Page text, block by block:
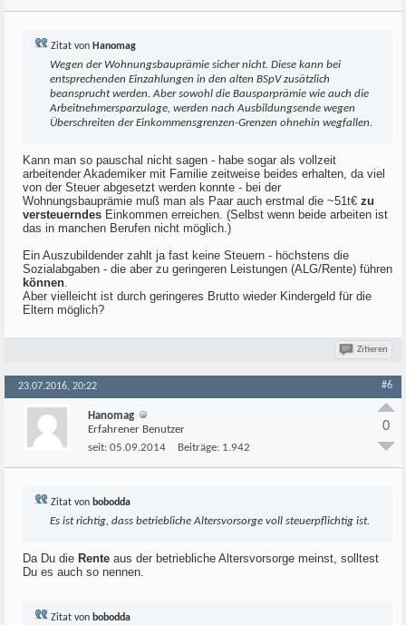
Zitat von Hanomag
Wegen der Wohnungsbauprämie sicher nicht. Diese kann bei
entsprechenden Einzahlungen in den alten BSpV zusätzlich
beansprucht werden. Aber sowohl die Bausparprämie wie auch die
Arbeitnehmersparzulage, werden nach Ausbildungsende wegen
Überschreiten der Einkommensgrenzen-Grenzen ohnehin wegfallen.
Kann man so pauschal nicht sagen - habe sogar als vollzeit
arbeitender Akademiker mit Familie zeitweise beides erhalten, da viel
von der Steuer abgesetzt werden konnte - bei der
Wohnungsbauprämie muß man als Paar auch erstmal die ~51t€ zu
versteuerndes Einkommen erreichen. (Selbst wenn beide arbeiten ist
das in manchen Berufen nicht möglich.)
Ein Auszubildender zahlt ja fast keine Steuern - höchstens die
Sozialabgaben - die aber zu geringeren Leistungen (ALG/Rente) führen
können.
Aber vielleicht ist durch geringeres Brutto wieder Kindergeld für die
Eltern möglich?
Zitieren
23.07.2016, 20:22 #6
Hanomag
Erfahrener Benutzer
seit: 05.09.2014 Beiträge: 1.942
0
Zitat von bobodda
Es ist richtig, dass betriebliche Altersvorsorge voll steuerpflichtig ist.
Da Du die Rente aus der betriebliche Altersvorsorge meinst, solltest
Du es auch so nennen.
Zitat von bobodda